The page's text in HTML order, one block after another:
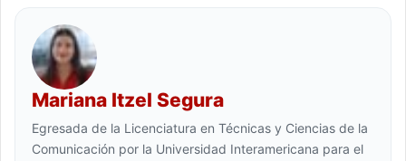
Mariana Itzel Segura
Egresada de la Licenciatura en Técnicas y Ciencias de la
Comunicación por la Universidad Interamericana para el